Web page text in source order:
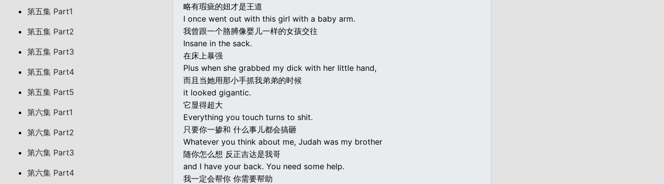
第五集 Part1
第五集 Part2
第五集 Part3
第五集 Part4
第五集 Part5
第六集 Part1
第六集 Part2
第六集 Part3
第六集 Part4
略有瑕疵的妞才是王道
I once went out with this girl with a baby arm.
我曾跟一个胳膊像婴儿一样的女孩交往
Insane in the sack.
在床上暴强
Plus when she grabbed my dick with her little hand,
而且当她用那小手抓我弟弟的时候
it looked gigantic.
它显得超大
Everything you touch turns to shit.
只要你一掺和 什么事儿都会搞砸
Whatever you think about me, Judah was my brother
随你怎么想 反正吉达是我哥
and I have your back. You need some help.
我一定会帮你 你需要帮助